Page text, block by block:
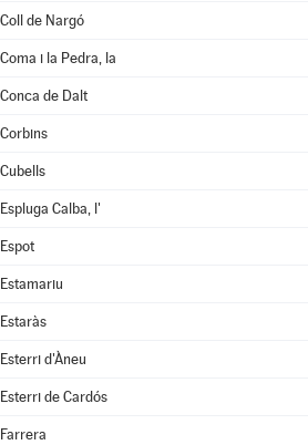
Coll de Nargó
Coma i la Pedra, la
Conca de Dalt
Corbins
Cubells
Espluga Calba, l'
Espot
Estamariu
Estaràs
Esterri d'Àneu
Esterri de Cardós
Farrera